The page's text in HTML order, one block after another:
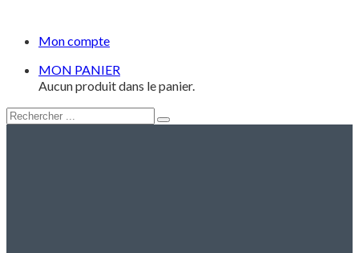
Mon compte
MON PANIER
Aucun produit dans le panier.